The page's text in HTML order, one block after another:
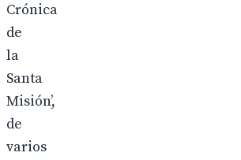
Crónica
de
la
Santa
Misión’,
de
varios